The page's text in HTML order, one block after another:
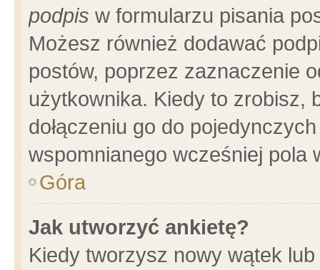
podpis w formularzu pisania
Możesz również dodawać
postów, poprzez zaznaczenie
użytkownika. Kiedy to zrobisz,
dołączeniu go do
wspomnianego wcześniej pola
Góra
Jak utworzyć ankietę?
Kiedy tworzysz nowy wątek